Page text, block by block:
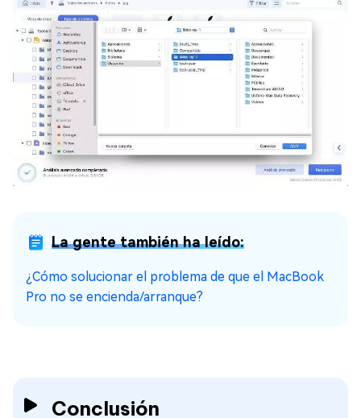
La gente también ha leído:
¿Cómo solucionar el problema de que el MacBook
Pro no se encienda/arranque?
Conclusión